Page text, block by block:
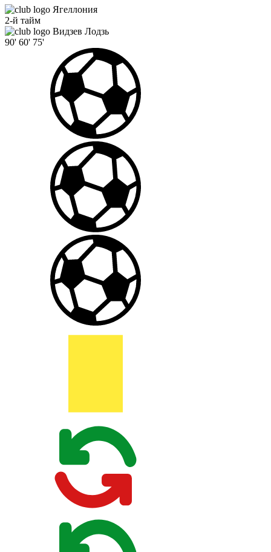
Ягеллония
2-й тайм
Видзев Лодзь
90' 60' 75'